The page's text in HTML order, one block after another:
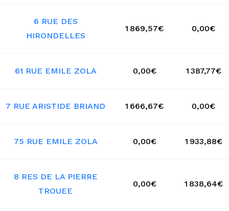
6 RUE DES
HIRONDELLES
1 869,57€ 0,00€
61 RUE EMILE ZOLA 0,00€ 1 387,77€
7 RUE ARISTIDE BRIAND 1 666,67€ 0,00€
75 RUE EMILE ZOLA 0,00€ 1 933,88€
8 RES DE LA PIERRE
TROUEE
0,00€ 1 838,64€